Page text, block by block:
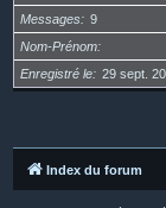
Messages
9
Nom-Prénom
Enregistré le
29 sept.
Index du forum